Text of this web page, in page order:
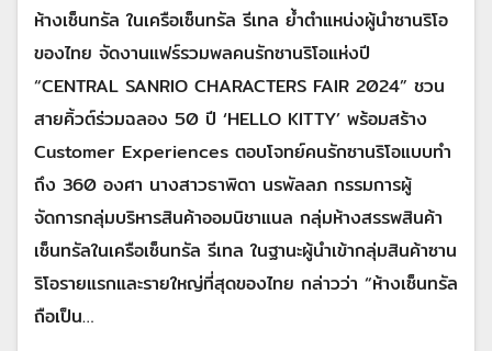
ห้างเซ็นทรัล ในเครือเซ็นทรัล รีเทล ย้ำตำแหน่งผู้นำซานริโอ
ของไทย จัดงานแฟร์รวมพลคนรักซานริโอแห่งปี
“CENTRAL SANRIO CHARACTERS FAIR 2024” ชวน
สายคิ้วต์ร่วมฉลอง 50 ปี ‘HELLO KITTY’ พร้อมสร้าง
Customer Experiences ตอบโจทย์คนรักซานริโอแบบทำ
ถึง 360 องศา นางสาวธาพิดา นรพัลลภ กรรมการผู้
จัดการกลุ่มบริหารสินค้าออมนิชาแนล กลุ่มห้างสรรพสินค้า
เซ็นทรัลในเครือเซ็นทรัล รีเทล ในฐานะผู้นำเข้ากลุ่มสินค้าซาน
ริโอรายแรกและรายใหญ่ที่สุดของไทย กล่าวว่า “ห้างเซ็นทรัล
ถือเป็น…